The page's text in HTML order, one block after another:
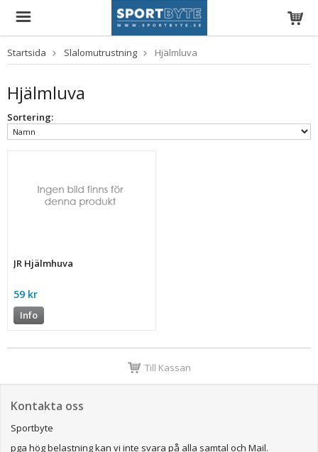
Startsida Slalomutrustning Hjälmluva
Hjälmluva
Sortering:
JR Hjälmhuva
59 kr
Info
Till Kassan
Kontakta oss
Sportbyte
pga hög belastning kan vi inte svara på alla samtal och Mail.